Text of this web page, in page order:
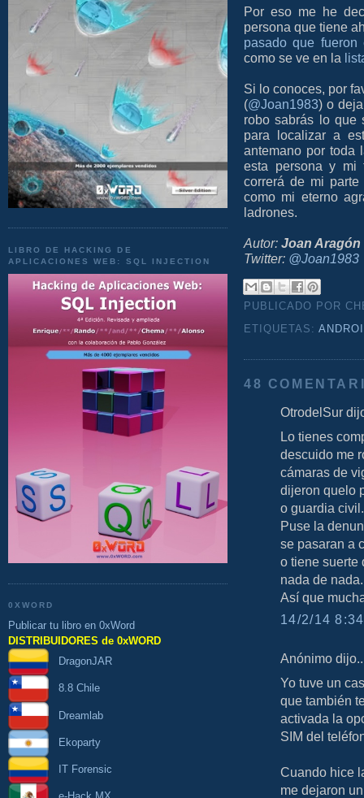
LIBRO DE HACKING DE
APLICACIONES WEB: SQL INJECTION
0XWORD
Publicar tu libro en 0xWord
DISTRIBUIDORES de 0xWORD
DragonJAR
8.8 Chile
Dreamlab
Ekoparty
IT Forensic
Por eso me he
persona que tiene
pasado que
como se ve en la
Si lo conoces, por
(@Joan1983) o
robo sabrás lo que
para localizar a
antemano por toda
esta persona y mi
correrá de mi
como mi eterno
ladrones.
Autor: Joan Aragón
Twitter: @Joan1983
PUBLICADO POR
ETIQUETAS:
48
OtrodelSur
Lo tienes
descuido me
cámaras de
dijeron quelo
o guardia civil.
Puse la
se pasaran a
o tiene suerte
nada de nada.
Así que
14/2/14
Anónimo
Yo tuve un
que también
activada la
SIM del
Cuando hice
me dejaron